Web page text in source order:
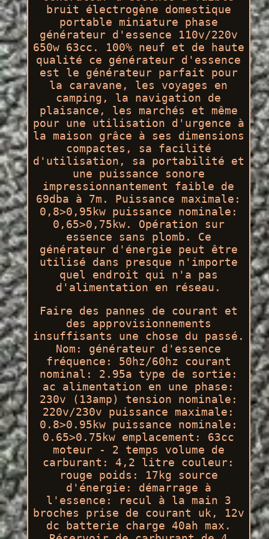
bruit électrogène domestique
portable miniature phase
générateur d'essence 110v/220v
650w 63cc. 100% neuf et de haute
qualité ce générateur d'essence
est le générateur parfait pour
la caravane, les voyages en
camping, la navigation de
plaisance, les marchés et même
pour une utilisation d'urgence à
la maison grâce à ses dimensions
compactes, sa facilité
d'utilisation, sa portabilité et
une puissance sonore
impressionnantement faible de
69dba à 7m. Puissance maximale:
0,8>0,95kw puissance nominale:
0,65>0,75kw. Opération sur
essence sans plomb. Ce
générateur d'énergie peut être
utilisé dans presque n'importe
quel endroit qui n'a pas
d'alimentation en réseau.
Faire des pannes de courant et
des approvisionnements
insuffisants une chose du passé.
Nom: générateur d'essence
fréquence: 50hz/60hz courant
nominal: 2.95a type de sortie:
ac alimentation en une phase:
230v (13amp) tension nominale:
220v/230v puissance maximale:
0.8>0.95kw puissance nominale:
0.65>0.75kw emplacement: 63cc
moteur - 2 temps volume de
carburant: 4,2 litre couleur:
rouge poids: 17kg source
d'énergie: démarrage à
l'essence: recul à la main 3
broches prise de courant uk, 12v
dc batterie charge 40ah max.